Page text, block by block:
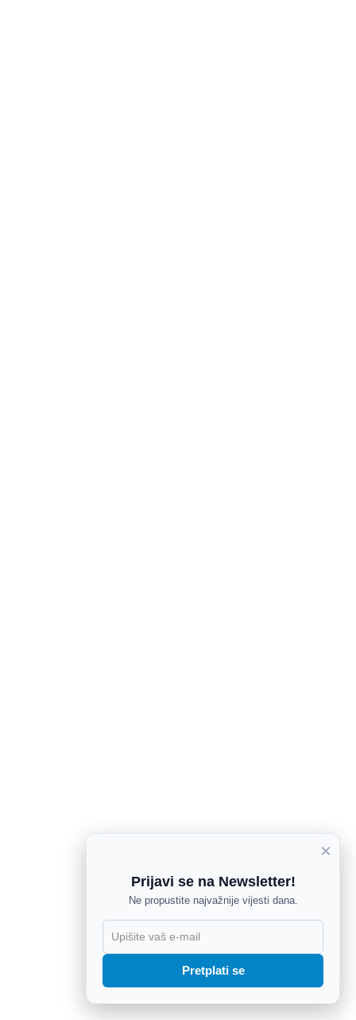
×
Prijavi se na Newsletter!
Ne propustite najvažnije vijesti dana.
Pretplati se